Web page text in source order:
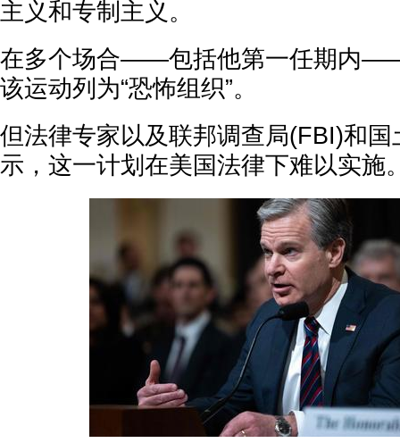
主义和专制主义。
在多个场合——包括他第一任期内
该运动列为“恐怖组织”。
但法律专家以及联邦调查局(FBI)和
示，这一计划在美国法律下难以实施